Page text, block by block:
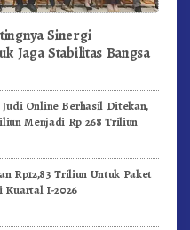
Sinergi
Jaga Stabilitas Bangsa
Judi Online Berhasil Ditekan,
Menjadi Rp 268 Triliun
Rp12,83 Triliun Untuk Paket
Kuartal I-2026